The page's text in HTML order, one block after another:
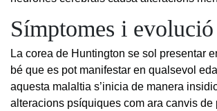
Símptomes i evolució
La corea de Huntington se sol presentar
bé que es pot manifestar en qualsevol
aquesta malaltia s’inicia de manera
alteracions psíquiques com ara canvis de